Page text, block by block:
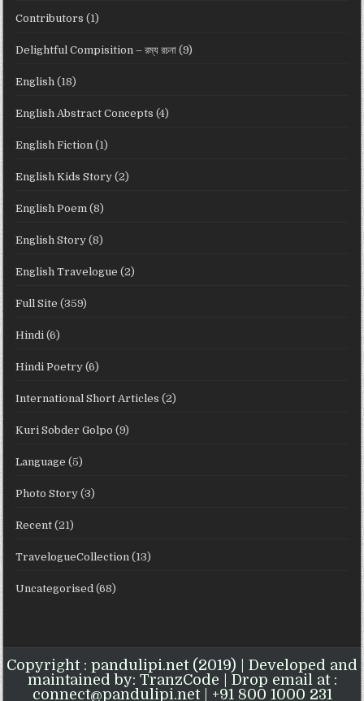
Contributors (1)
Delightful Compisition – রম্য রচনা (9)
English (18)
English Abstract Concepts (4)
English Fiction (1)
English Kids Story (2)
English Poem (8)
English Story (8)
English Travelogue (2)
Full Site (359)
Hindi (6)
Hindi Poetry (6)
International Short Articles (2)
Kuri Sobder Golpo (9)
Language (5)
Photo Story (3)
Recent (21)
TravelogueCollection (13)
Uncategorised (68)
Copyright : pandulipi.net (2019) | Developed and
maintained by: TranzCode | Drop email at :
connect@pandulipi.net | +91 800 1000 231